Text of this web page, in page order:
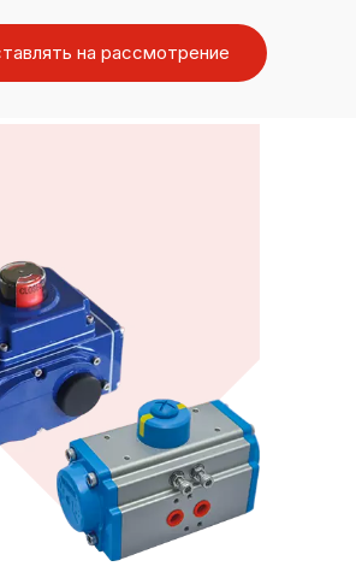
на рассмотрение